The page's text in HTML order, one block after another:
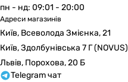
пн - нд: 09:01 - 20:00
Адреси магазинів
Київ, Всеволода Змієнка, 21
Київ, Здолбунівська 7 Г (NOVUS)
Львів, Порохова, 20 Б
Telegram чат